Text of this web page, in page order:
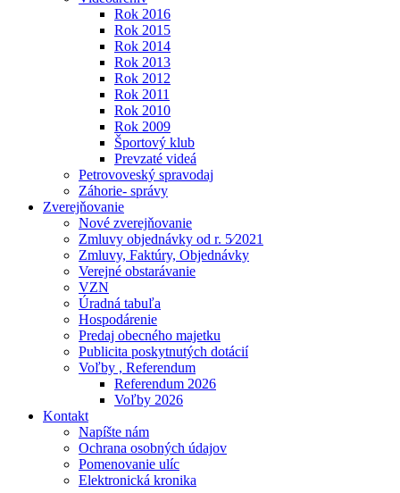
Rok 2016
Rok 2015
Rok 2014
Rok 2013
Rok 2012
Rok 2011
Rok 2010
Rok 2009
Športový klub
Prevzaté videá
Petrovoveský spravodaj
Záhorie- správy
Zverejňovanie
Nové zverejňovanie
Zmluvy objednávky od r. 5⁄2021
Zmluvy, Faktúry, Objednávky
Verejné obstarávanie
VZN
Úradná tabuľa
Hospodárenie
Predaj obecného majetku
Publicita poskytnutých dotácií
Voľby , Referendum
Referendum 2026
Voľby 2026
Kontakt
Napíšte nám
Ochrana osobných údajov
Pomenovanie ulíc
Elektronická kronika